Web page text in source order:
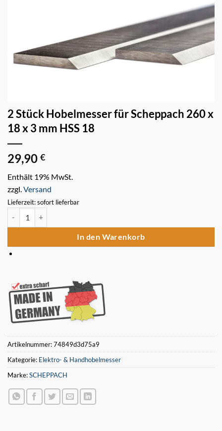
2 Stück Hobelmesser für Scheppach 260 x
18 x 3 mm HSS 18
29,90 €
Enthält 19% MwSt.
zzgl. Versand
Lieferzeit: sofort lieferbar
2 Stück Hobelmesser für Scheppach 260 x 18 x 3 mm HSS 18 Menge
In den Warenkorb
Artikelnummer:74849d3d75a9
Kategorie: Elektro- & Handhobelmesser
Marke:SCHEPPACH